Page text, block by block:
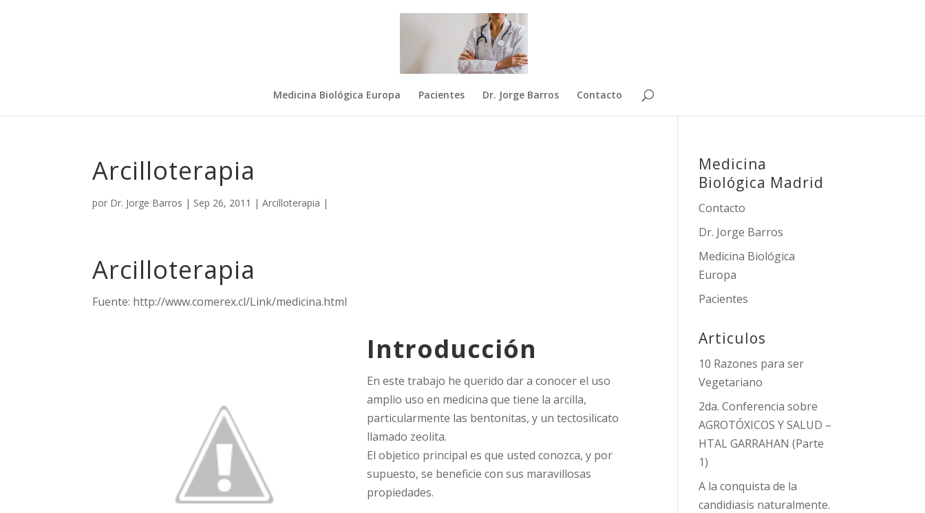
Medicina Biológica Europa Pacientes Dr. Jorge Barros Contacto
Arcilloterapia
por Dr. Jorge Barros | Sep 26, 2011 |Arcilloterapia |
Arcilloterapia
Fuente: http://www.comerex.cl/Link/medicina.html
Introducción
En este trabajo he querido dar a conocer el uso
amplio uso en medicina que tiene la arcilla,
particularmente las bentonitas, y un tectosilicato
llamado zeolita.
El objetico principal es que usted conozca, y por
supuesto, se beneficie con sus maravillosas
propiedades.
Medicina
Biológica Madrid
Contacto
Dr. Jorge Barros
Medicina Biológica
Europa
Pacientes
Articulos
10 Razones para ser
Vegetariano
2da. Conferencia sobre
AGROTÓXICOS Y SALUD –
HTAL GARRAHAN (Parte
1)
A la conquista de la
candidiasis naturalmente.